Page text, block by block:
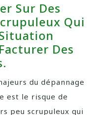
Sur Des
Qui
Des
du dépannage
est le risque de
peu scrupuleux qui